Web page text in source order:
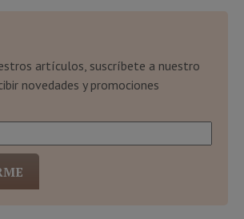
artículos, suscríbete a nuestro
novedades y promociones